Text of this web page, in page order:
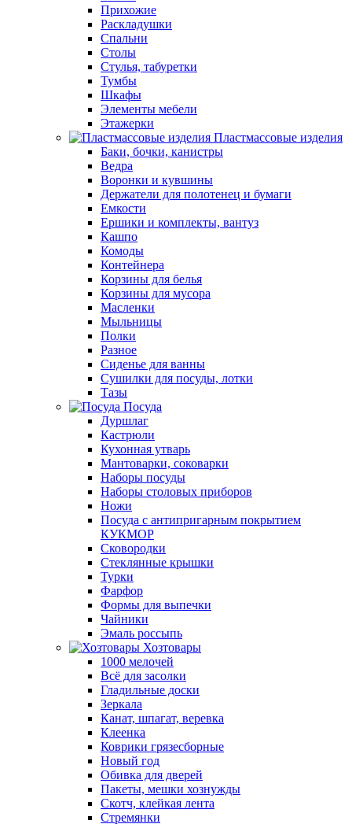
Прихожие
Раскладушки
Спальни
Столы
Стулья, табуретки
Тумбы
Шкафы
Элементы мебели
Этажерки
Пластмассовые изделия
Баки, бочки, канистры
Ведра
Воронки и кувшины
Держатели для полотенец и бумаги
Емкости
Ершики и комплекты, вантуз
Кашпо
Комоды
Контейнера
Корзины для белья
Корзины для мусора
Масленки
Мыльницы
Полки
Разное
Сиденье для ванны
Сушилки для посуды, лотки
Тазы
Посуда
Дуршлаг
Кастрюли
Кухонная утварь
Мантоварки, соковарки
Наборы посуды
Наборы столовых приборов
Ножи
Посуда с антипригарным покрытием
КУКМОР
Сковородки
Стеклянные крышки
Турки
Фарфор
Формы для выпечки
Чайники
Эмаль россыпь
Хозтовары
1000 мелочей
Всё для засолки
Гладильные доски
Зеркала
Канат, шпагат, веревка
Клеенка
Коврики грязесборные
Новый год
Обивка для дверей
Пакеты, мешки хознужды
Скотч, клейкая лента
Стремянки